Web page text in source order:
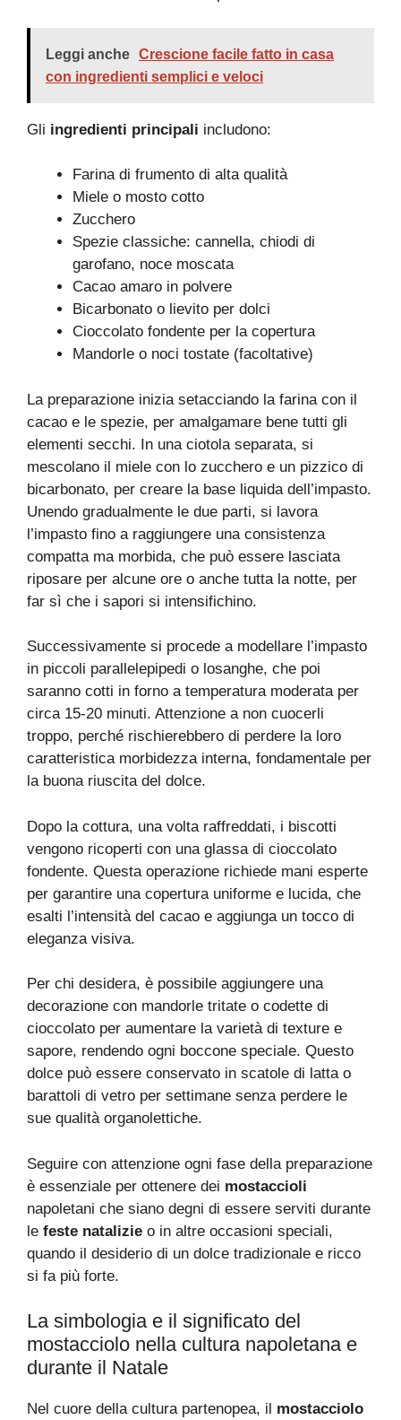
Leggi anche Crescione facile fatto in casa
con ingredienti semplici e veloci
Gli ingredienti principali includono:
Farina di frumento di alta qualità
Miele o mosto cotto
Zucchero
Spezie classiche: cannella, chiodi di
garofano, noce moscata
Cacao amaro in polvere
Bicarbonato o lievito per dolci
Cioccolato fondente per la copertura
Mandorle o noci tostate (facoltative)
La preparazione inizia setacciando la farina con il
cacao e le spezie, per amalgamare bene tutti gli
elementi secchi. In una ciotola separata, si
mescolano il miele con lo zucchero e un pizzico di
bicarbonato, per creare la base liquida dell’impasto.
Unendo gradualmente le due parti, si lavora
l’impasto fino a raggiungere una consistenza
compatta ma morbida, che può essere lasciata
riposare per alcune ore o anche tutta la notte, per
far sì che i sapori si intensifichino.
Successivamente si procede a modellare l’impasto
in piccoli parallelepipedi o losanghe, che poi
saranno cotti in forno a temperatura moderata per
circa 15-20 minuti. Attenzione a non cuocerli
troppo, perché rischierebbero di perdere la loro
caratteristica morbidezza interna, fondamentale per
la buona riuscita del dolce.
Dopo la cottura, una volta raffreddati, i biscotti
vengono ricoperti con una glassa di cioccolato
fondente. Questa operazione richiede mani esperte
per garantire una copertura uniforme e lucida, che
esalti l’intensità del cacao e aggiunga un tocco di
eleganza visiva.
Per chi desidera, è possibile aggiungere una
decorazione con mandorle tritate o codette di
cioccolato per aumentare la varietà di texture e
sapore, rendendo ogni boccone speciale. Questo
dolce può essere conservato in scatole di latta o
barattoli di vetro per settimane senza perdere le
sue qualità organolettiche.
Seguire con attenzione ogni fase della preparazione
è essenziale per ottenere dei mostaccioli
napoletani che siano degni di essere serviti durante
le feste natalizie o in altre occasioni speciali,
quando il desiderio di un dolce tradizionale e ricco
si fa più forte.
La simbologia e il significato del
mostacciolo nella cultura napoletana e
durante il Natale
Nel cuore della cultura partenopea, il mostacciolo